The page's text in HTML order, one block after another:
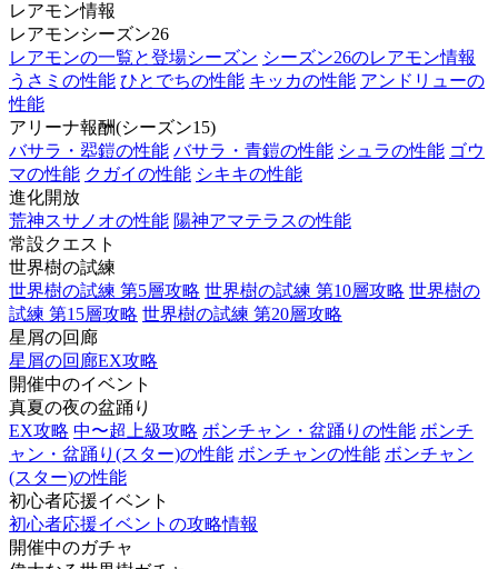
レアモン情報
レアモンシーズン26
レアモンの一覧と登場シーズン シーズン26のレアモン情報
うさミの性能 ひとでちの性能 キッカの性能 アンドリューの
性能
アリーナ報酬(シーズン15)
バサラ・翆鎧の性能 バサラ・青鎧の性能 シュラの性能 ゴウ
マの性能 クガイの性能 シキキの性能
進化開放
荒神スサノオの性能 陽神アマテラスの性能
常設クエスト
世界樹の試練
世界樹の試練 第5層攻略 世界樹の試練 第10層攻略 世界樹の
試練 第15層攻略 世界樹の試練 第20層攻略
星屑の回廊
星屑の回廊EX攻略
開催中のイベント
真夏の夜の盆踊り
EX攻略 中〜超上級攻略 ボンチャン・盆踊りの性能 ボンチ
ャン・盆踊り(スター)の性能 ボンチャンの性能 ボンチャン
(スター)の性能
初心者応援イベント
初心者応援イベントの攻略情報
開催中のガチャ